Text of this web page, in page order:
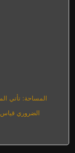
المساحة: تأتي
الضروري قياس